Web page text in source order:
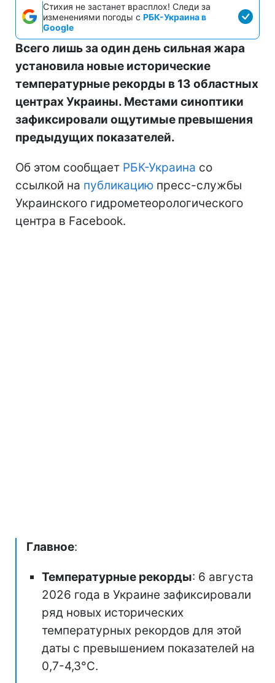
Стихия не застанет врасплох! Следи за
изменениями погоды с РБК-Украина в
Google
Всего лишь за один день сильная жара
установила новые исторические
температурные рекорды в 13 областных
центрах Украины. Местами синоптики
зафиксировали ощутимые превышения
предыдущих показателей.
Об этом сообщает РБК-Украина со
ссылкой на публикацию пресс-службы
Украинского гидрометеорологического
центра в Facebook.
Главное:
Температурные рекорды: 6 августа
2026 года в Украине зафиксировали
ряд новых исторических
температурных рекордов для этой
даты с превышением показателей на
0,7-4,3°C.